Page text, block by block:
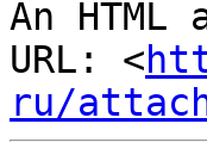
An
URL: <
ru/